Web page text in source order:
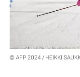
© AFP 2024 / HEIKKI